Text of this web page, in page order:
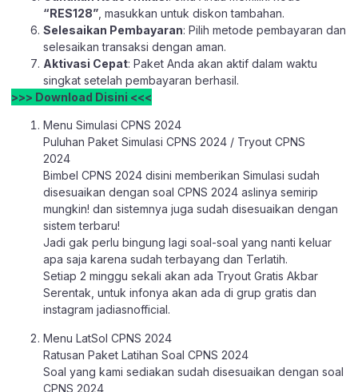
“RES128” , masukkan untuk diskon tambahan.
Selesaikan Pembayaran: Pilih metode pembayaran dan
selesaikan transaksi dengan aman.
Aktivasi Cepat: Paket Anda akan aktif dalam waktu
singkat setelah pembayaran berhasil.
>>> Download Disini <<<
Menu Simulasi CPNS 2024
Puluhan Paket Simulasi CPNS 2024 / Tryout CPNS
2024
Bimbel CPNS 2024 disini memberikan Simulasi sudah
disesuaikan dengan soal CPNS 2024 aslinya semirip
mungkin! dan sistemnya juga sudah disesuaikan dengan
sistem terbaru!
Jadi gak perlu bingung lagi soal-soal yang nanti keluar
apa saja karena sudah terbayang dan Terlatih.
Setiap 2 minggu sekali akan ada Tryout Gratis Akbar
Serentak, untuk infonya akan ada di grup gratis dan
instagram jadiasnofficial.
Menu LatSol CPNS 2024
Ratusan Paket Latihan Soal CPNS 2024
Soal yang kami sediakan sudah disesuaikan dengan soal
CPNS 2024